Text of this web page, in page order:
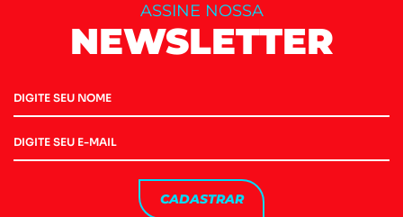
ASSINE NOSSA
NEWSLETTER
CADASTRAR